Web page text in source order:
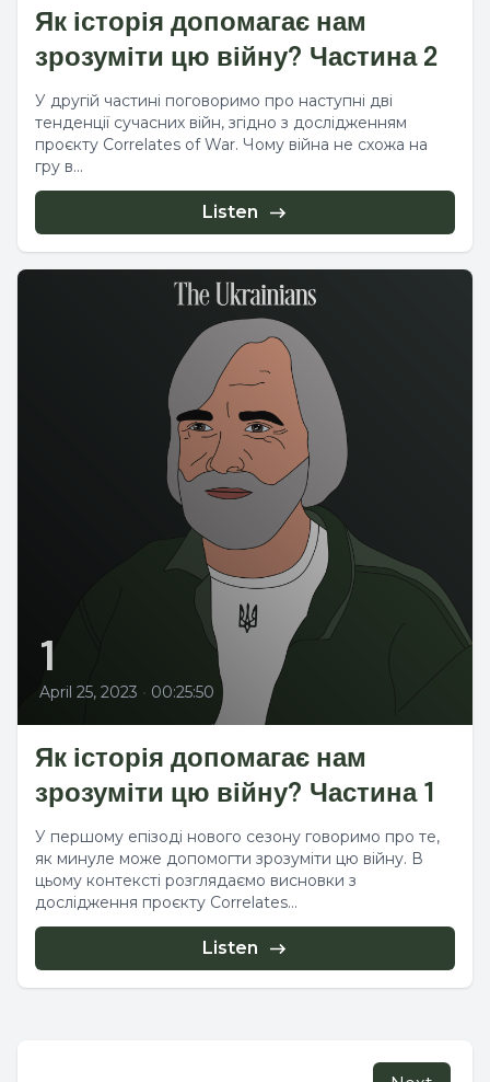
Як історія допомагає нам
зрозуміти цю війну? Частина 2
У другій частині поговоримо про наступні дві
тенденції сучасних війн, згідно з дослідженням
проєкту Correlates of War. Чому війна не схожа на
гру в...
Listen
1
April 25, 2023 • 00:25:50
Як історія допомагає нам
зрозуміти цю війну? Частина 1
У першому епізоді нового сезону говоримо про те,
як минуле може допомогти зрозуміти цю війну. В
цьому контексті розглядаємо висновки з
дослідження проєкту Correlates...
Listen